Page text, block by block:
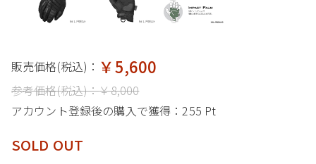
販売価格(税込)： ￥5,600
参考価格(税込)：￥8,000
アカウント登録後の購入で獲得：255 Pt
SOLD OUT